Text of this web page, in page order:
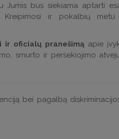
bus siekiama aptarti
ir pokalbių metu
oficialų pranešimą apie
smurto ir persekiojimo
bei pagalbą